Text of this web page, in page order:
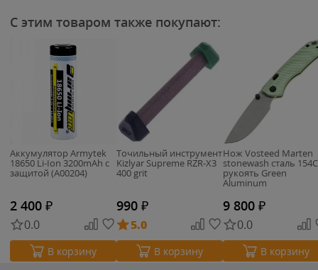
С этим товаром также покупают:
Аккумулятор Armytek
18650 Li-Ion 3200mAh с
защитой (A00204)
2 400 ₽
0.0
В корзину
Точильный инструмент
Kizlyar Supreme RZR-X3
400 grit
990 ₽
5.0
В корзину
Нож Vosteed Marten
stonewash сталь
рукоять Green
Aluminum
9 800 ₽
0.0
В корзину